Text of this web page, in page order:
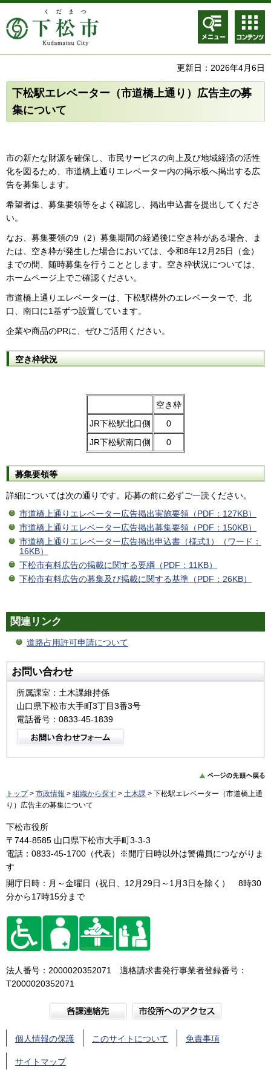
メニュ
ー
コンテ
ンツメ
ニュー
更新日：2026年4月6日
下松駅エレベーター（市道橋上通り）広告主の募
集について
市の新たな財源を確保し、市民サービスの向上及び地域経済の活性
化を図るため、市道橋上通りエレベーター内の掲示板へ掲出する広
告を募集します。
希望者は、募集要領等をよく確認し、掲出申込書を提出してくださ
い。
なお、募集要領の9（2）募集期間の経過後に空き枠がある場合、ま
たは、空き枠が発生した場合においては、令和8年12月25日（金）
までの間、随時募集を行うこととします。空き枠状況については、
ホームページ上でご確認ください。
市道橋上通りエレベーターは、下松駅構外のエレベーターで、北
口、南口に1基ずつ設置しています。
企業や商品のPRに、ぜひご活用ください。
空き枠状況
空き枠
JR下松駅北口側
0
JR下松駅南口側
0
募集要領等
詳細については次の通りです。応募の前に必ずご一読ください。
市道橋上通りエレベーター広告掲出実施要領（PDF：127KB）
市道橋上通りエレベーター広告掲出募集要領（PDF：150KB）
市道橋上通りエレベーター広告掲出申込書（様式1）（ワード：
16KB）
下松市有料広告の掲載に関する要綱（PDF：11KB）
下松市有料広告の募集及び掲載に関する基準（PDF：26KB）
関連リンク
道路占用許可申請について
お問い合わせ
所属課室：土木課維持係
山口県下松市大手町3丁目3番3号
電話番号：0833-45-1839
トップ> 市政情報 > 組織から探す > 土木課 > 下松駅エレベーター（市道橋上通
り）広告主の募集について
下松市役所
〒744-8585 山口県下松市大手町3-3-3
電話：0833-45-1700（代表）※開庁日時以外は警備員につながりま
す
開庁日時：月～金曜日（祝日、12月29日～1月3日を除く） 8時30
分から17時15分まで
法人番号：2000020352071 適格請求書発行事業者登録番号：
T2000020352071
個人情報の保護 このサイトについて 免責事項
サイトマップ